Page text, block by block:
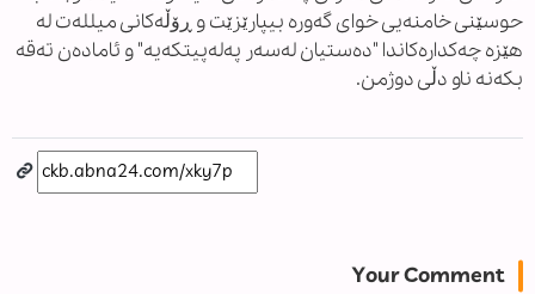
حوسێنی خامنەیی خوای گەورە بیپارێزێت و ڕۆڵەکانی میللەت لە
هێزە چەکدارەکاندا "دەستیان لەسەر پەلەپیتکەیە" و ئامادەن تەقە
بکەنە ناو دڵی دوژمن.
Your Comment